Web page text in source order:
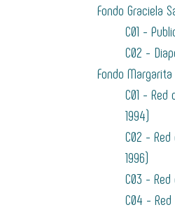
Fondo Graciela
C01 -
C02 -
Fondo
C01 - Red
1994)
C02 -
1996)
C03 -
C04 -